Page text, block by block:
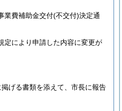
業費補助金交付(不交付)決定通
定により申請した内容に変更が
げる書類を添えて、市長に報告